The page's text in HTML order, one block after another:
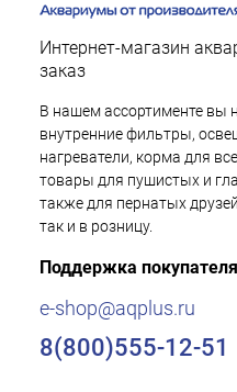
Интернет-магазин
заказ
В нашем ассортименте вы
внутренние фильтры,
нагреватели, корма для
товары для пушистых и
также для пернатых
так и в розницу.
Поддержка
e-shop@aqplus.ru
8(800)555-12-51